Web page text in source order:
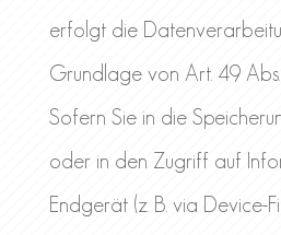
erfolgt die
Grundlage von Art. 49
Sofern Sie in die
oder in den Zugriff auf
Endgerät (z. B. via Device-